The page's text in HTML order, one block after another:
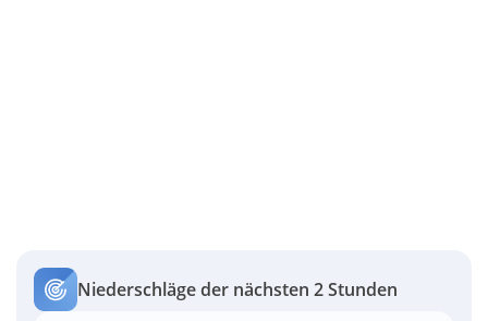
Niederschläge der nächsten 2 Stunden